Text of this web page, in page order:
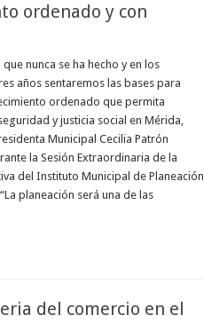
ordenado y con
nunca se ha hecho y en los
años sentaremos las bases para
ordenado que permita
y justicia social en Mérida,
Municipal Cecilia Patrón
la Sesión Extraordinaria de la
del Instituto Municipal de Planeación
planeación será una de las
del comercio en el